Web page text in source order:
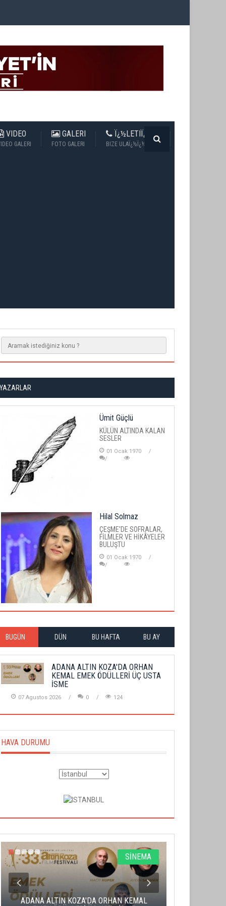
VIDEO
GALERI
GALERI
FOTO GALERI
Ï¿½LETIÏ¿½IM
BIZE ULAÏ¿½Ï¿½N
YAZARLAR
Ümit Güçlü
KÜLÜN ALTINDA KALAN
SESLER
01 Ocak 1970
Hilal Solmaz
ÇEŞME'DE SOFRALAR,
FİLMLER VE HİKÂYELER
BULUŞTU
01 Ocak 1970
BUGÜN DÜN BU HAFTA BU AY
ADANA ALTIN KOZA'DA ORHAN
KEMAL EMEK ÖDÜLLERİ ÜÇ USTA
İSME
07 Agustos 2026 0 124
HAVA DURUMU
SİNEMA
ADANA ALTIN KOZA'DA ORHAN KEMAL